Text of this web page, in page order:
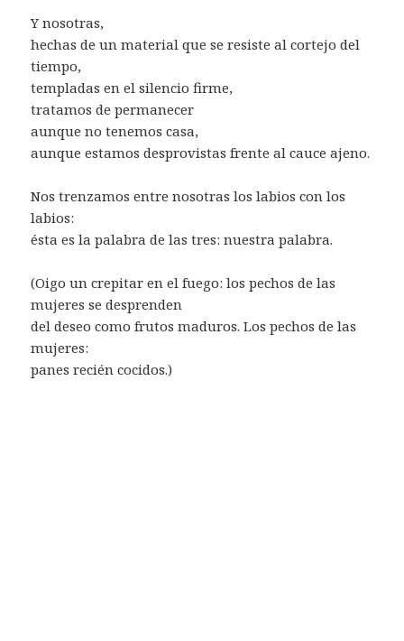
Y nosotras,
hechas de un material que se resiste al cortejo del
tiempo,
templadas en el silencio firme,
tratamos de permanecer
aunque no tenemos casa,
aunque estamos desprovistas frente al cauce ajeno.
Nos trenzamos entre nosotras los labios con los
labios:
ésta es la palabra de las tres: nuestra palabra.
(Oigo un crepitar en el fuego: los pechos de las
mujeres se desprenden
del deseo como frutos maduros. Los pechos de las
mujeres:
panes recién cocidos.)